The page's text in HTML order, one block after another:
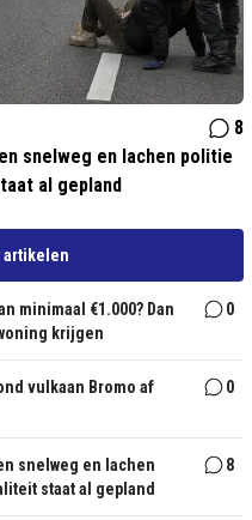
8
snelweg en lachen politie
al gepland
artikelen
minimaal €1.000? Dan
krijgen
0
vulkaan Bromo af
0
snelweg en lachen
staat al gepland
8